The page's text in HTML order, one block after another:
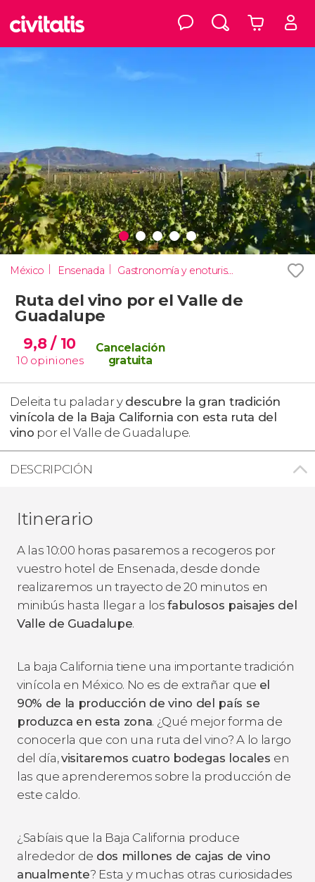
México Ensenada Gastronomía y enoturismo
Ruta del vino por el Valle de
Guadalupe
9,8/ 10
10 opiniones
Cancelación
gratuita
Deleita tu paladar y descubre la gran tradición
vinícola de la Baja California con esta ruta del
vino por el Valle de Guadalupe.
DESCRIPCIÓN
Itinerario
A las 10:00 horas pasaremos a recogeros por
vuestro hotel de Ensenada, desde donde
realizaremos un trayecto de 20 minutos en
minibús hasta llegar a losfabulosos paisajes del
Valle de Guadalupe.
La baja California tiene una importante tradición
vinícola en México. No es de extrañar que el
90% de la producción de vino del país se
produzca en esta zona. ¿Qué mejor forma de
conocerla que con una ruta del vino? A lo largo
del día,visitaremos cuatro bodegas locales en
las que aprenderemos sobre la producción de
este caldo.
¿Sabíais que la Baja California produce
alrededor de dos millones de cajas de vino
anualmente? Esta y muchas otras curiosidades